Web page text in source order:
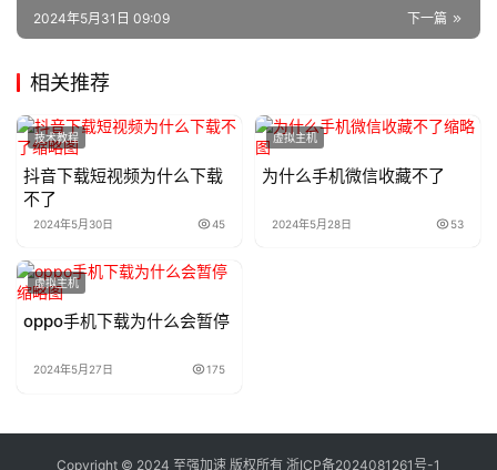
下一篇
2024年5月31日 09:09
相关推荐
技术教程
抖音下载短视频为什么下载
不了
2024年5月30日 45
虚拟主机
为什么手机微信收藏不了
2024年5月28日 53
虚拟主机
oppo手机下载为什么会暂停
2024年5月27日 175
Copyright © 2024 至强加速 版权所有 浙ICP备2024081261号-1